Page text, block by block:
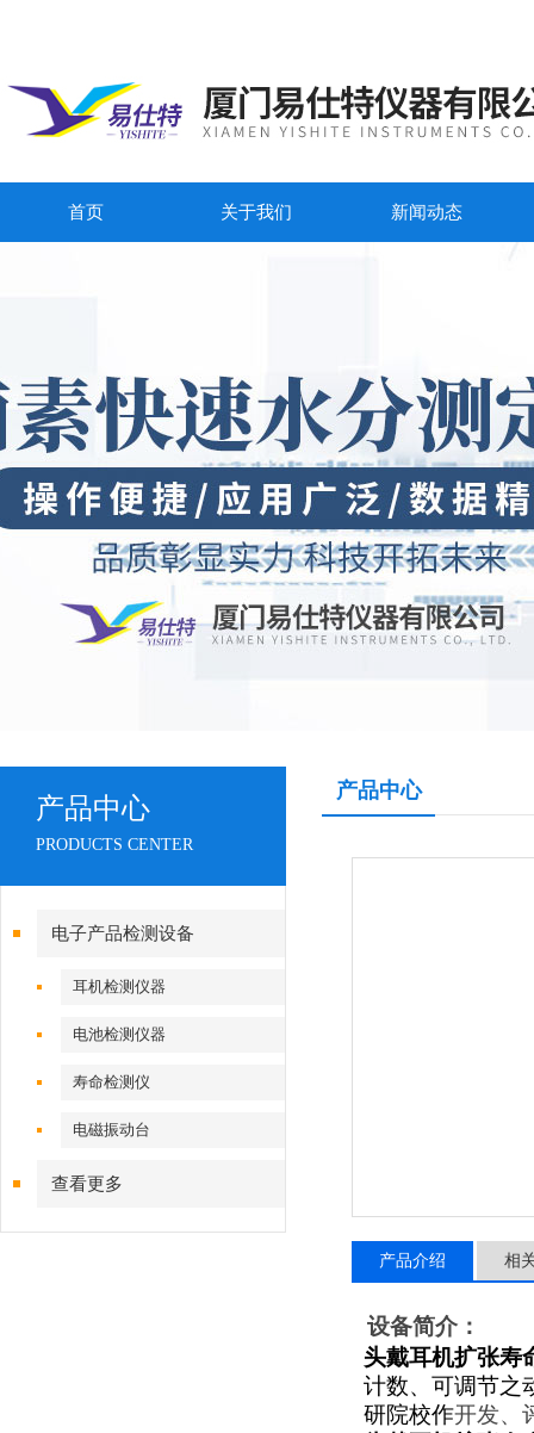
首页 关于我们 新闻动态
产品中心
PRODUCTS CENTER
电子产品检测设备
耳机检测仪器
电池检测仪器
寿命检测仪
电磁振动台
查看更多
产品中心
产品介绍 相
设备简介：
头戴耳机扩张寿
计数、可调节之
研院校作开发、